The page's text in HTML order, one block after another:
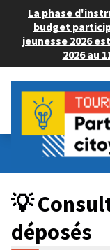
La phase
budget
jeunesse 2026
2026 au
Budget Participatif
💡 Consulter les
💡
déposés